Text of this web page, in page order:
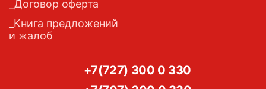
Договор оферта
Книга предложений
и жалоб
+7(727) 300 0 330